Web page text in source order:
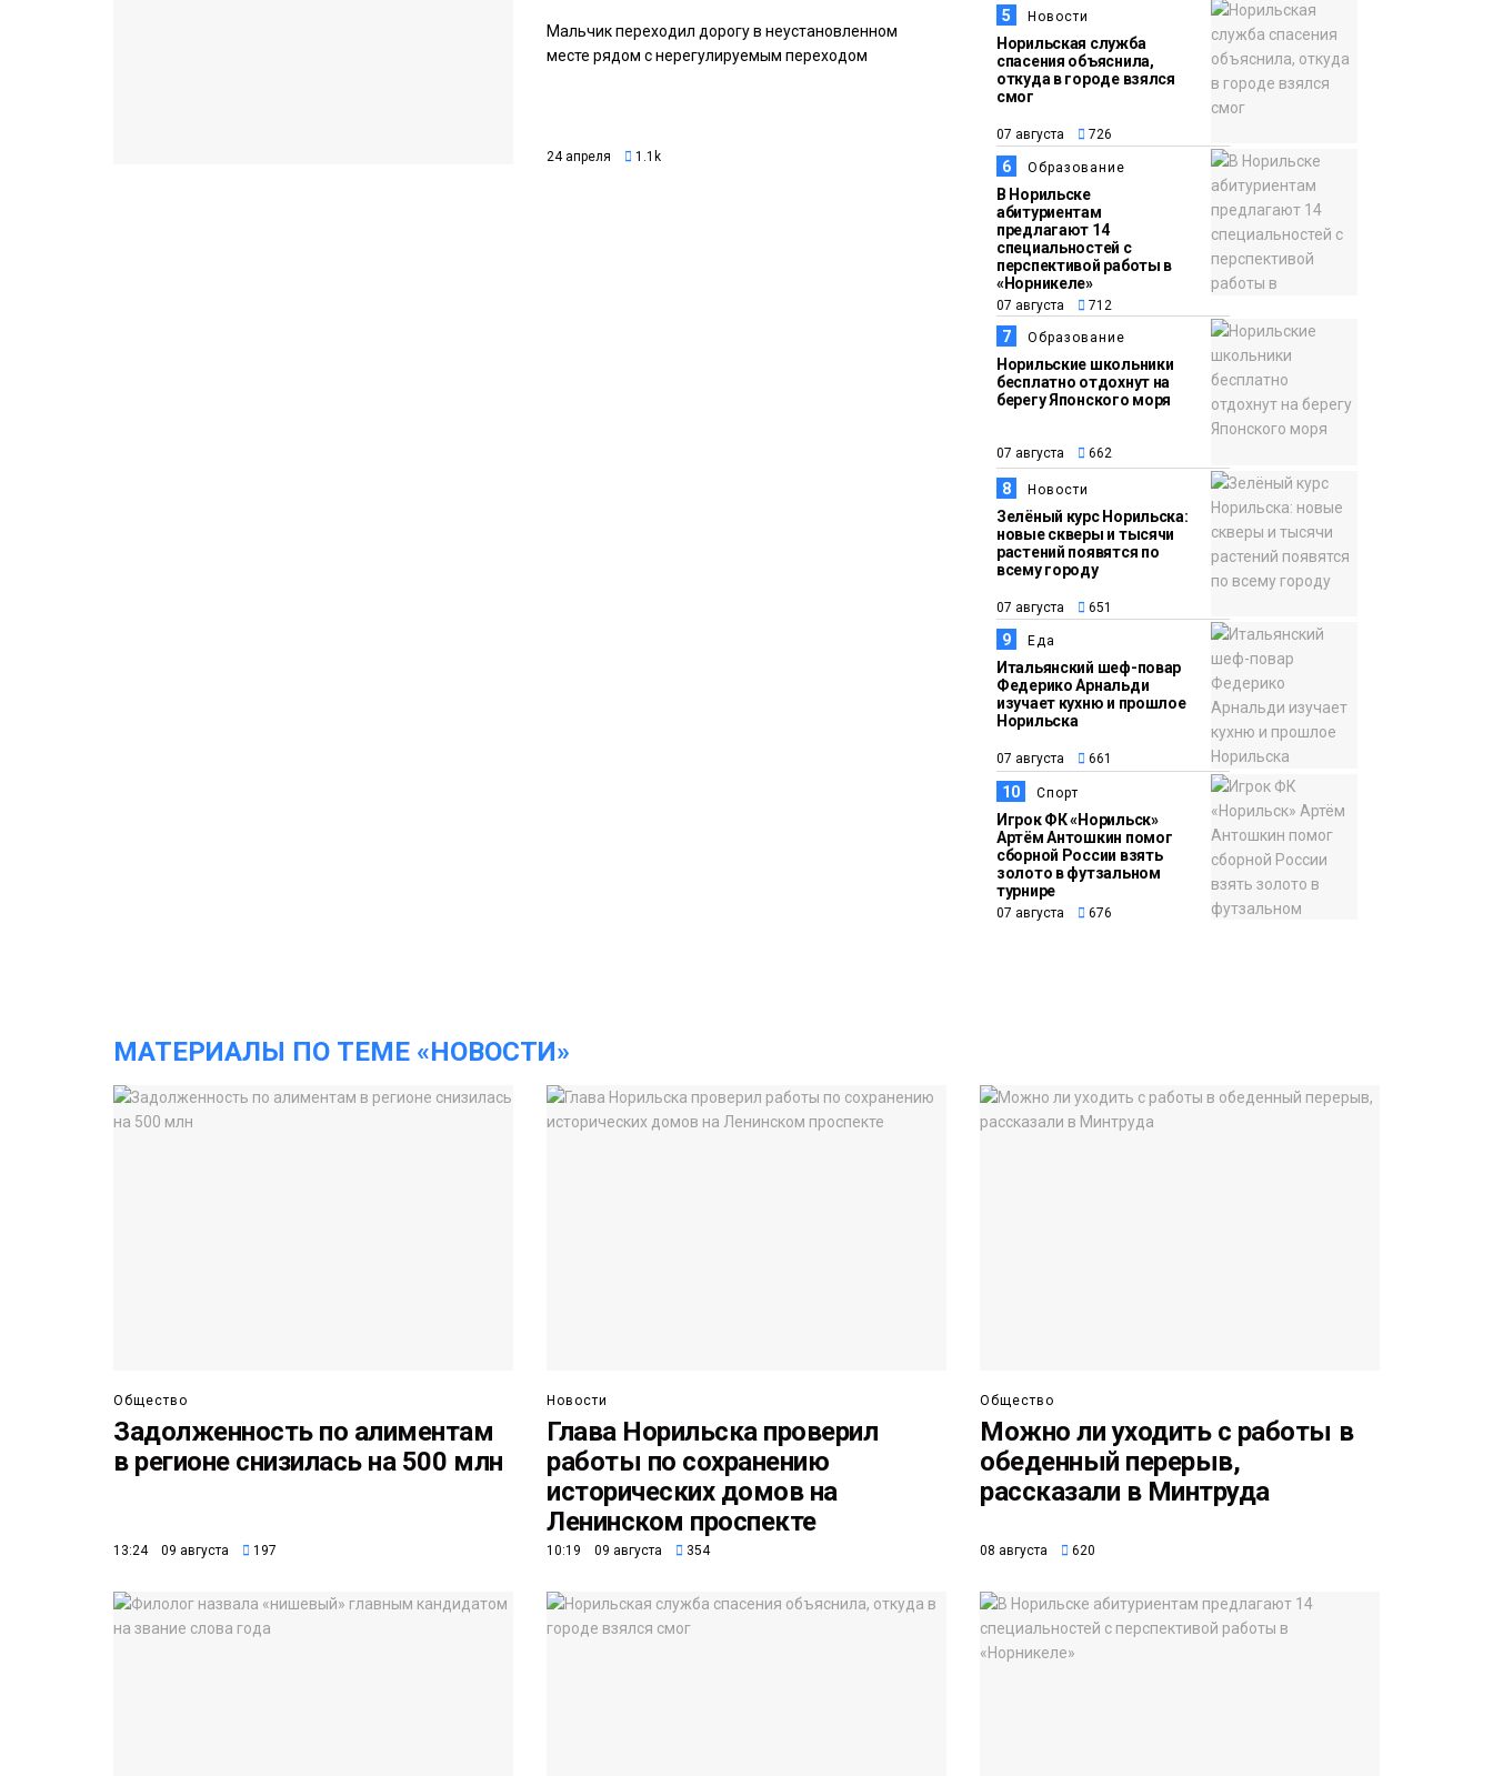
Мальчик переходил дорогу в неустановленном
месте рядом с нерегулируемым переходом
24 апреля 1.1k
5 Новости
Норильская служба
спасения объяснила,
откуда в городе взялся
смог
07 августа 726
6 Образование
В Норильске
абитуриентам
предлагают 14
специальностей с
перспективой работы в
«Норникеле»
07 августа 712
7 Образование
Норильские школьники
бесплатно отдохнут на
берегу Японского моря
07 августа 662
8 Новости
Зелёный курс Норильска:
новые скверы и тысячи
растений появятся по
всему городу
07 августа 651
9 Еда
Итальянский шеф-повар
Федерико Арнальди
изучает кухню и прошлое
Норильска
07 августа 661
10 Спорт
Игрок ФК «Норильск»
Артём Антошкин помог
сборной России взять
золото в футзальном
турнире
07 августа 676
МАТЕРИАЛЫ ПО ТЕМЕ «НОВОСТИ»
Общество
Задолженность по алиментам
в регионе снизилась на 500 млн
13:24 09 августа 197
Новости
Глава Норильска проверил
работы по сохранению
исторических домов на
Ленинском проспекте
10:19 09 августа 354
Общество
Можно ли уходить с работы в
обеденный перерыв,
рассказали в Минтруда
08 августа 620